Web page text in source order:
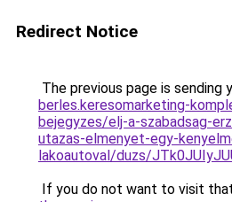
Redirect Notice
The previous page is sending
berles.keresomarketing-
bejegyzes/elj-a-szabadsag-
utazas-elmenyet-egy-
lakoautoval/duzs/
If you do not want to visit